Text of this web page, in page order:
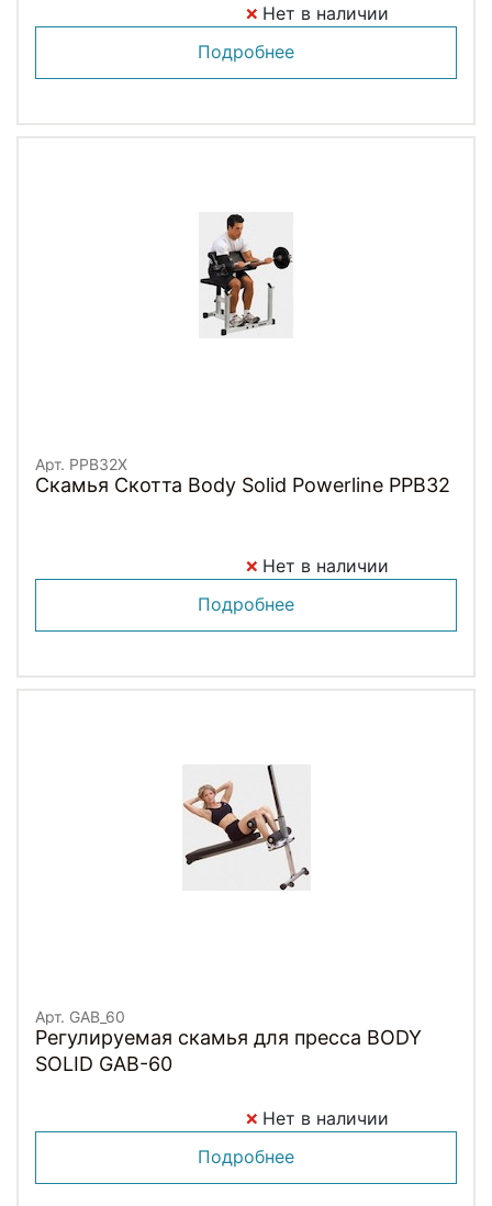
Нет в наличии
Подробнее
Арт. PPB32X
Скамья Скотта Body Solid Powerline PPB32
Нет в наличии
Подробнее
Арт. GAB_60
Регулируемая скамья для пресса BODY
SOLID GAB-60
Нет в наличии
Подробнее